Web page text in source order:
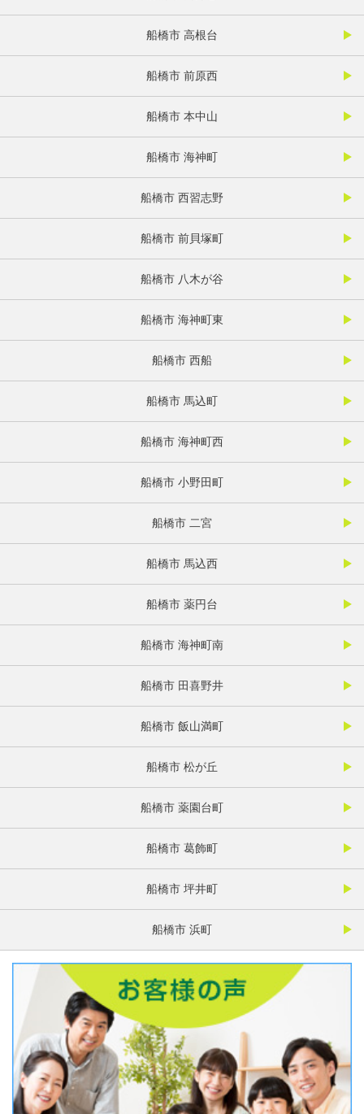
船橋市 高根台
船橋市 前原西
船橋市 本中山
船橋市 海神町
船橋市 西習志野
船橋市 前貝塚町
船橋市 八木が谷
船橋市 海神町東
船橋市 西船
船橋市 馬込町
船橋市 海神町西
船橋市 小野田町
船橋市 二宮
船橋市 馬込西
船橋市 薬円台
船橋市 海神町南
船橋市 田喜野井
船橋市 飯山満町
船橋市 松が丘
船橋市 薬園台町
船橋市 葛飾町
船橋市 坪井町
船橋市 浜町